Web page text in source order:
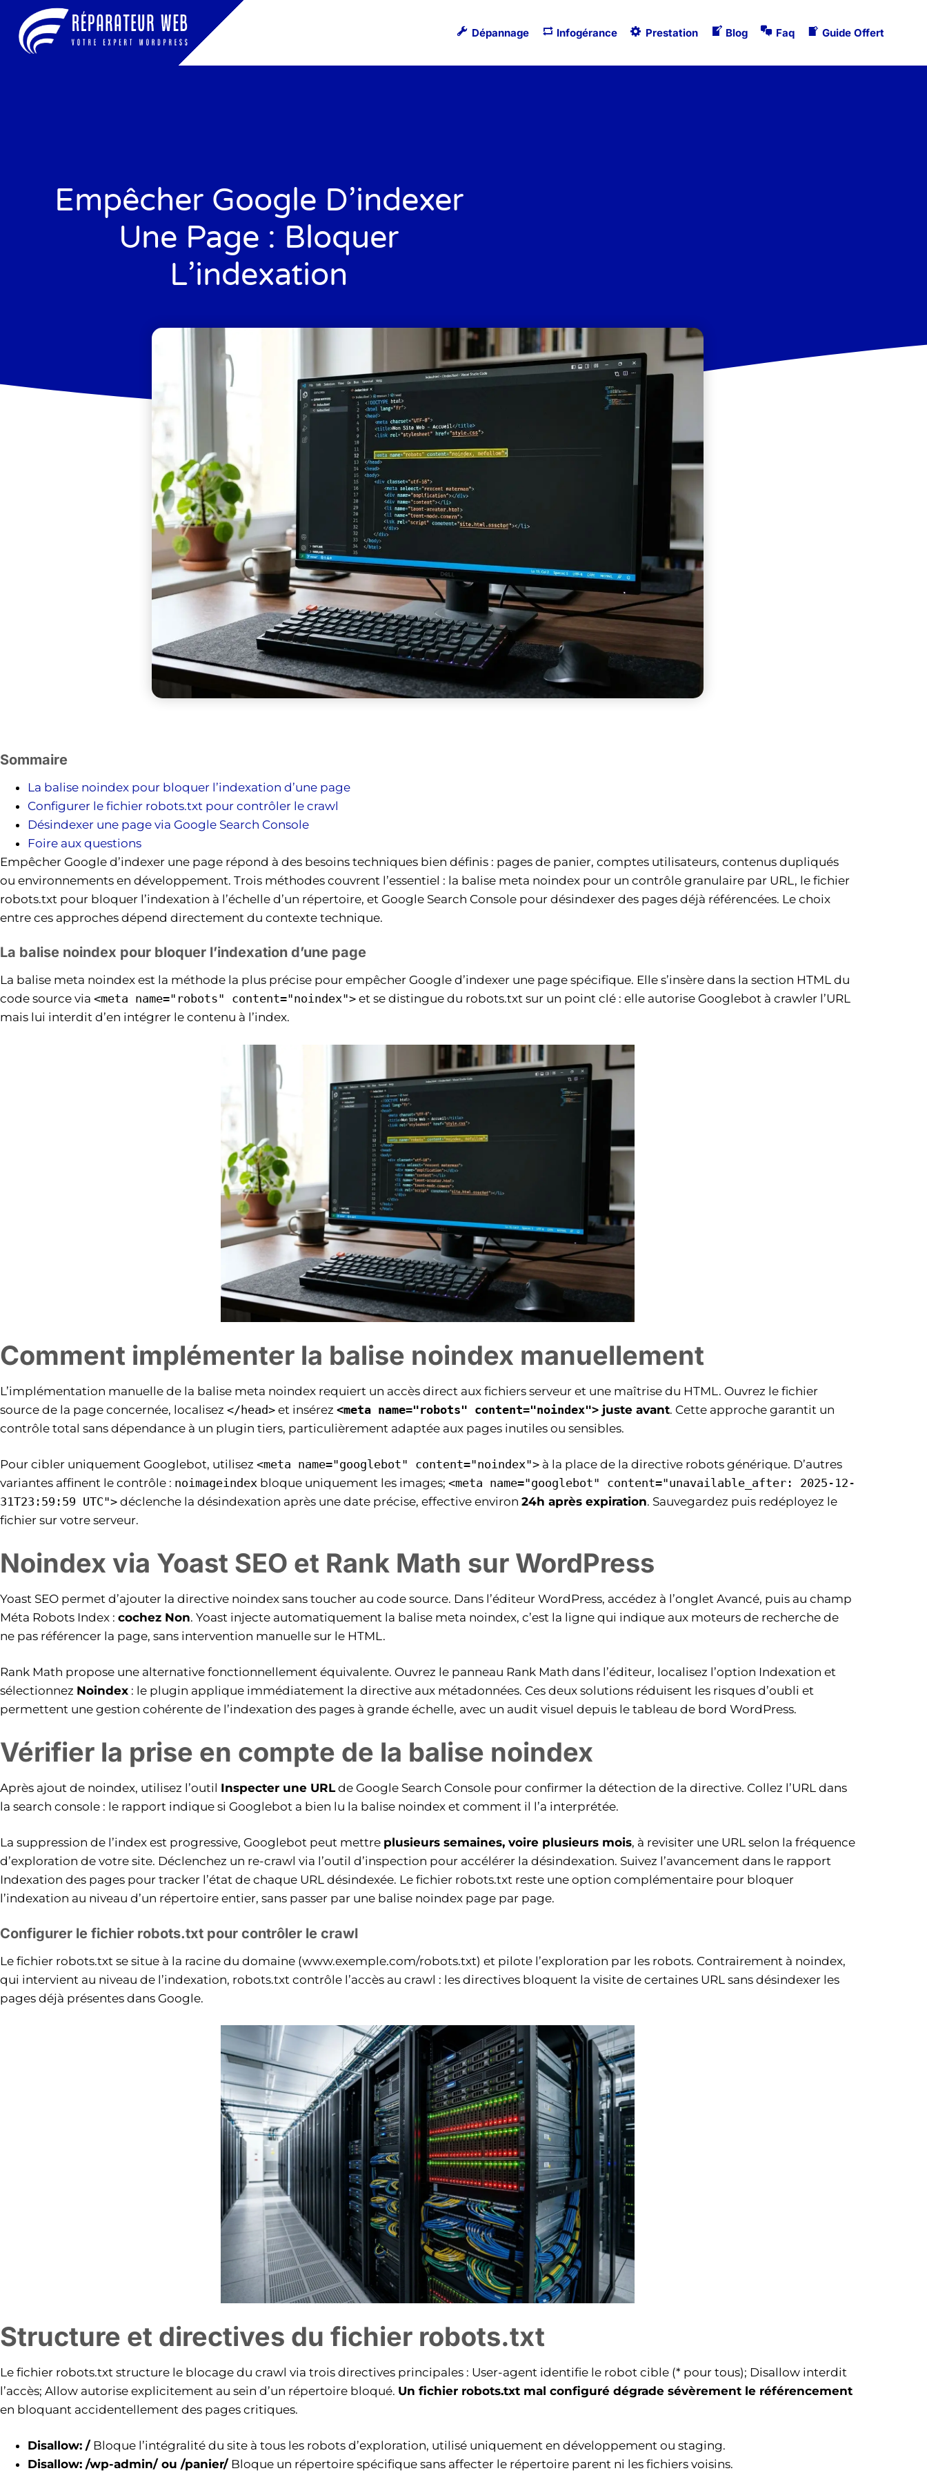
Dépannage Infogérance Prestation Blog Faq Guide Offert
Empêcher Google D’indexer
Une Page : Bloquer
L’indexation
Sommaire
La balise noindex pour bloquer l’indexation d’une page
Configurer le fichier robots.txt pour contrôler le crawl
Désindexer une page via Google Search Console
Foire aux questions
Empêcher Google d’indexer une page répond à des besoins techniques bien définis : pages de panier, comptes utilisateurs, contenus dupliqués
ou environnements en développement. Trois méthodes couvrent l’essentiel : la balise meta noindex pour un contrôle granulaire par URL, le fichier
robots.txt pour bloquer l’indexation à l’échelle d’un répertoire, et Google Search Console pour désindexer des pages déjà référencées. Le choix
entre ces approches dépend directement du contexte technique.
La balise noindex pour bloquer l’indexation d’une page
La balise meta noindex est la méthode la plus précise pour empêcher Google d’indexer une page spécifique. Elle s’insère dans la section HTML du
code source via <meta name="robots" content="noindex"> et se distingue du robots.txt sur un point clé : elle autorise Googlebot à crawler l’URL
mais lui interdit d’en intégrer le contenu à l’index.
Comment implémenter la balise noindex manuellement
L’implémentation manuelle de la balise meta noindex requiert un accès direct aux fichiers serveur et une maîtrise du HTML. Ouvrez le fichier
source de la page concernée, localisez </head> et insérez <meta name="robots" content="noindex"> juste avant. Cette approche garantit un
contrôle total sans dépendance à un plugin tiers, particulièrement adaptée aux pages inutiles ou sensibles.
Pour cibler uniquement Googlebot, utilisez <meta name="googlebot" content="noindex"> à la place de la directive robots générique. D’autres
variantes affinent le contrôle : noimageindex bloque uniquement les images; <meta name="googlebot" content="unavailable_after: 2025-12-
31T23:59:59 UTC"> déclenche la désindexation après une date précise, effective environ 24h après expiration. Sauvegardez puis redéployez le
fichier sur votre serveur.
Noindex via Yoast SEO et Rank Math sur WordPress
Yoast SEO permet d’ajouter la directive noindex sans toucher au code source. Dans l’éditeur WordPress, accédez à l’onglet Avancé, puis au champ
Méta Robots Index : cochez Non. Yoast injecte automatiquement la balise meta noindex, c’est la ligne qui indique aux moteurs de recherche de
ne pas référencer la page, sans intervention manuelle sur le HTML.
Rank Math propose une alternative fonctionnellement équivalente. Ouvrez le panneau Rank Math dans l’éditeur, localisez l’option Indexation et
sélectionnez Noindex : le plugin applique immédiatement la directive aux métadonnées. Ces deux solutions réduisent les risques d’oubli et
permettent une gestion cohérente de l’indexation des pages à grande échelle, avec un audit visuel depuis le tableau de bord WordPress.
Vérifier la prise en compte de la balise noindex
Après ajout de noindex, utilisez l’outil Inspecter une URLde Google Search Console pour confirmer la détection de la directive. Collez l’URL dans
la search console : le rapport indique si Googlebot a bien lu la balise noindex et comment il l’a interprétée.
La suppression de l’index est progressive, Googlebot peut mettre plusieurs semaines, voire plusieurs mois, à revisiter une URL selon la fréquence
d’exploration de votre site. Déclenchez un re-crawl via l’outil d’inspection pour accélérer la désindexation. Suivez l’avancement dans le rapport
Indexation des pages pour tracker l’état de chaque URL désindexée. Le fichier robots.txt reste une option complémentaire pour bloquer
l’indexation au niveau d’un répertoire entier, sans passer par une balise noindex page par page.
Configurer le fichier robots.txt pour contrôler le crawl
Le fichier robots.txt se situe à la racine du domaine (www.exemple.com/robots.txt) et pilote l’exploration par les robots. Contrairement à noindex,
qui intervient au niveau de l’indexation, robots.txt contrôle l’accès au crawl : les directives bloquent la visite de certaines URL sans désindexer les
pages déjà présentes dans Google.
Structure et directives du fichier robots.txt
Le fichier robots.txt structure le blocage du crawl via trois directives principales : User-agent identifie le robot cible (* pour tous); Disallow interdit
l’accès; Allow autorise explicitement au sein d’un répertoire bloqué. Un fichier robots.txt mal configuré dégrade sévèrement le référencement
en bloquant accidentellement des pages critiques.
Disallow: / Bloque l’intégralité du site à tous les robots d’exploration, utilisé uniquement en développement ou staging.
Disallow: /wp-admin/ ou /panier/ Bloque un répertoire spécifique sans affecter le répertoire parent ni les fichiers voisins.